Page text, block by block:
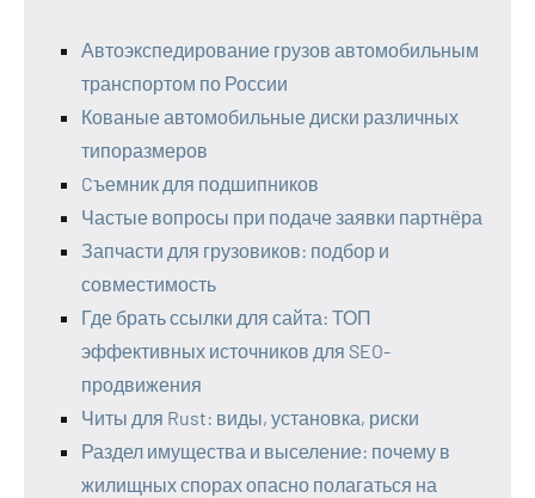
Автоэкспедирование грузов автомобильным
транспортом по России
Кованые автомобильные диски различных
типоразмеров
Cъемник для подшипников
Частые вопросы при подаче заявки партнёра
Запчасти для грузовиков: подбор и
совместимость
Где брать ссылки для сайта: ТОП
эффективных источников для SEO-
продвижения
Читы для Rust: виды, установка, риски
Раздел имущества и выселение: почему в
жилищных спорах опасно полагаться на